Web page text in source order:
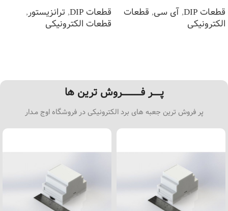
قطعات DIP ,آی سی, قطعات
الکترونیکی
قطعات DIP , ترانزیستور,
قطعات الکترونیکی
پـــــر فــــــــــــروش ترین ها
پر فروش ترین جعبه های برد الکترونیکی در فروشگاه اوج مـدار